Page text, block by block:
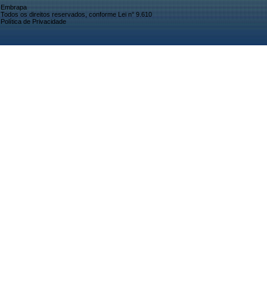
Embrapa
Todos os direitos reservados, conforme Lei n° 9.610
Política de Privacidade